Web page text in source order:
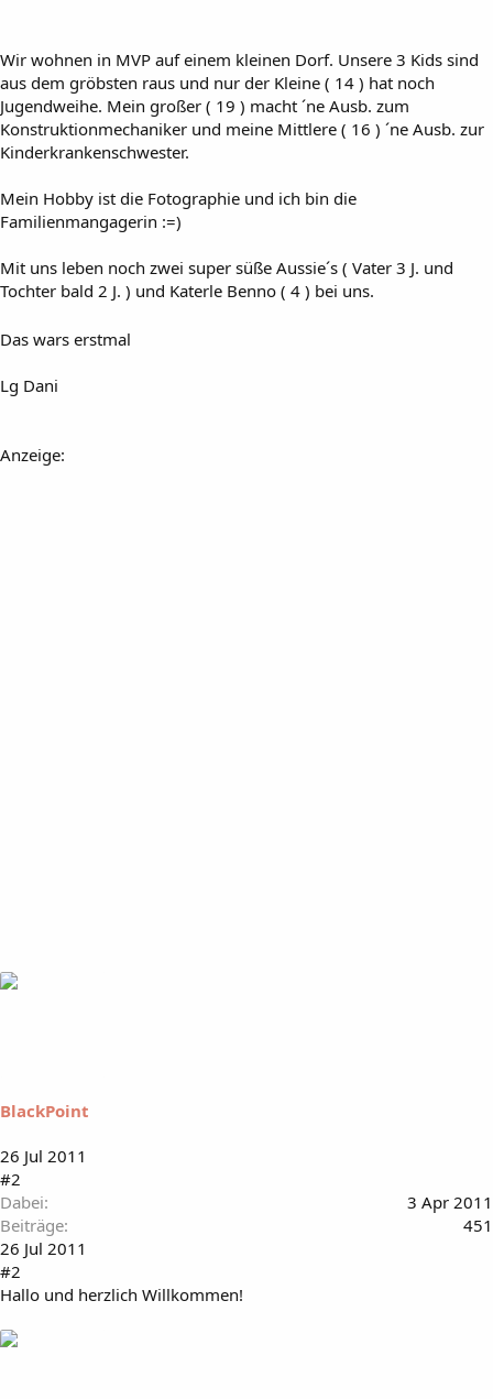
Wir wohnen in MVP auf einem kleinen Dorf. Unsere 3 Kids sind
aus dem gröbsten raus und nur der Kleine ( 14 ) hat noch
Jugendweihe. Mein großer ( 19 ) macht ´ne Ausb. zum
Konstruktionmechaniker und meine Mittlere ( 16 ) ´ne Ausb. zur
Kinderkrankenschwester.
Mein Hobby ist die Fotographie und ich bin die
Familienmangagerin :=)
Mit uns leben noch zwei super süße Aussie´s ( Vater 3 J. und
Tochter bald 2 J. ) und Katerle Benno ( 4 ) bei uns.
Das wars erstmal
Lg Dani
Anzeige:
BlackPoint
26 Jul 2011
#2
Dabei
3 Apr 2011
Beiträge
451
26 Jul 2011
#2
Hallo und herzlich Willkommen!